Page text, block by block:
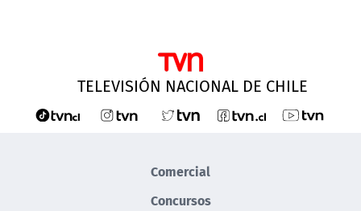
TELEVISIÓN NACIONAL DE CHILE
Comercial
Concursos